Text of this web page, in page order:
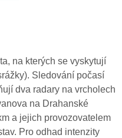
na kterých se vyskytují
Sledování počasí
dva radary na vrcholech
na Drahanské
a jejich provozovatelem
Pro odhad intenzity